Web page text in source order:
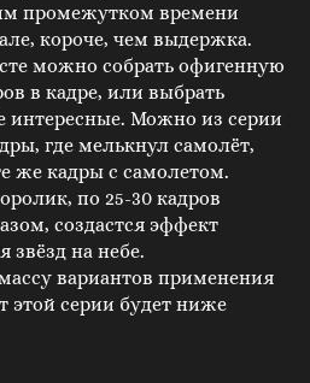
промежутком времени
короче, чем выдержка.
можно собрать офигенную
в кадре, или выбрать
интересные. Можно из серии
где мелькнул самолёт,
же кадры с самолетом.
по 25-30 кадров
создастся эффект
звёзд на небе.
вариантов применения
этой серии будет ниже